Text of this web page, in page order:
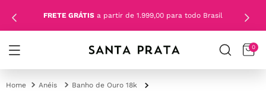
FRETE GRÁTIS a partir de 1.999,00 para todo Brasil
0
Anéis
Banho de Ouro 18k